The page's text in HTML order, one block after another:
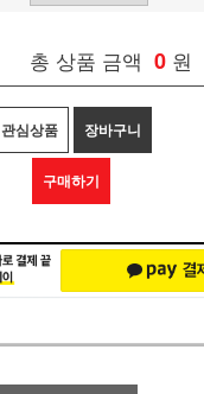
총 상품 금액 0 원
관심상품 장바구니
구매하기